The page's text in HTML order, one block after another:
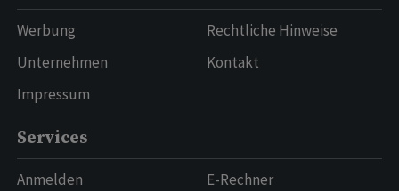
Werbung
Unternehmen
Impressum
Rechtliche Hinweise
Kontakt
Services
Anmelden
E-Rechner